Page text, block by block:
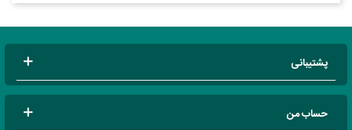
پشتیبانی
حساب من